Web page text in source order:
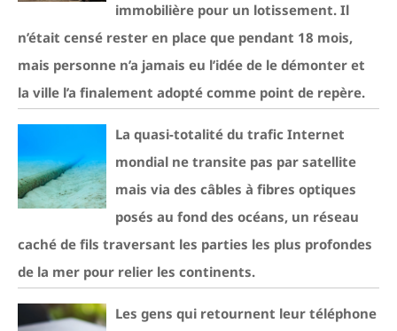
immobilière pour un lotissement. Il
n’était censé rester en place que pendant 18 mois,
mais personne n’a jamais eu l’idée de le démonter et
la ville l’a finalement adopté comme point de repère.
La quasi-totalité du trafic Internet
mondial ne transite pas par satellite
mais via des câbles à fibres optiques
posés au fond des océans, un réseau
caché de fils traversant les parties les plus profondes
de la mer pour relier les continents.
Les gens qui retournent leur téléphone